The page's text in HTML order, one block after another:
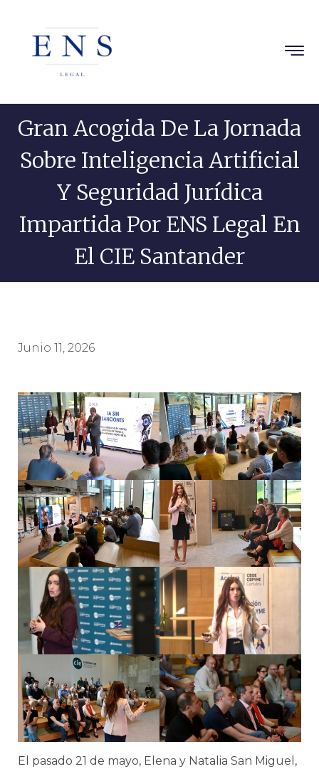
Gran Acogida De La Jornada
Sobre Inteligencia Artificial
Y Seguridad Jurídica
Impartida Por ENS Legal En
El CIE Santander
Junio 11, 2026
El pasado 21 de mayo, Elena y Natalia San Miguel,